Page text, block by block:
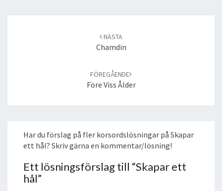
NÄSTA
Chamdin
FÖREGÅENDE
Före Viss Ålder
Har du förslag på fler korsordslösningar på Skapar
ett hål? Skriv gärna en kommentar/lösning!
Ett lösningsförslag till “Skapar ett
hål”